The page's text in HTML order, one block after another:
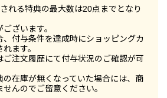
れる特典の最大数は20点までとなり
ざいます。
付与条件を達成時にショッピングカ
ます。
ご注文履歴にて付与状況のご確認が可
の在庫が無くなっていた場合には、商
んのでご留意ください。